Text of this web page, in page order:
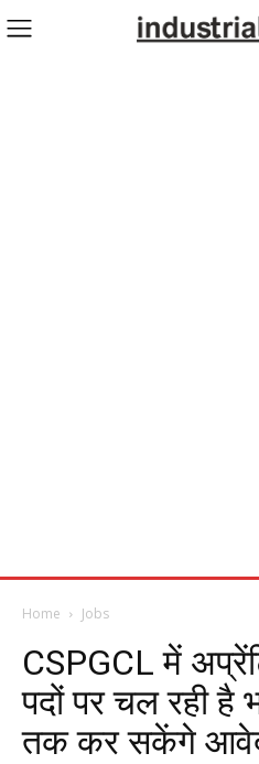
Home Jobs
CSPGCL में
पदों पर चल रही है
तक कर सकेंगे